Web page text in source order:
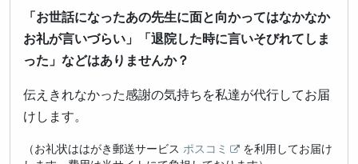
「お世話になったあの先生に面と向かってはなかなか
お礼が言いづらい」「退院した時に言いそびれてしま
った」などはありませんか？
伝えきれなかった感謝の気持ちを私達が代行してお届
けします。
（お礼状ははがき郵送サービス ポスコミ
を利用してお届け